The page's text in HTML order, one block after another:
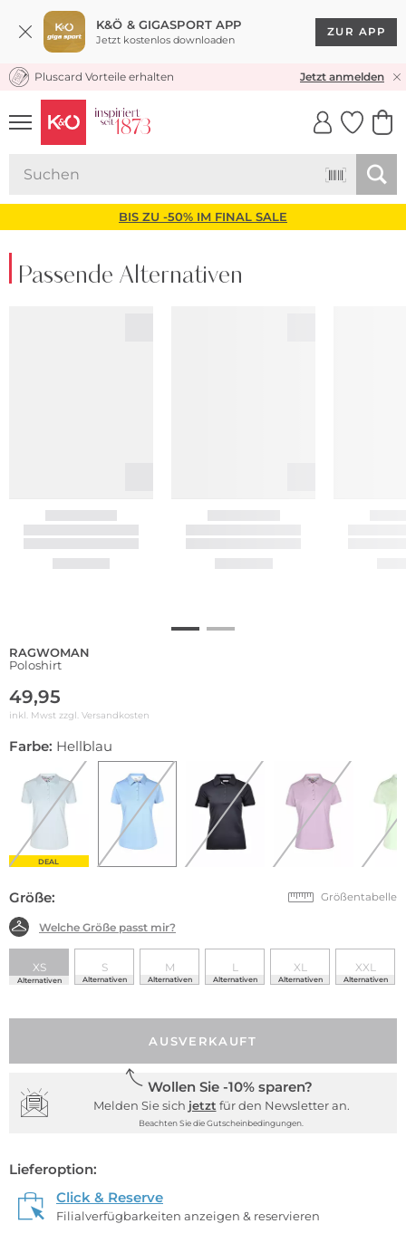
K&Ö & GIGASPORT APP
Jetzt kostenlos downloaden
ZUR APP
KOSTENLOSER VERSAND* & RÜCKVERSAND
Pluscard Vorteile erhalten Jetzt anmelden
UNSERE APP
CLICK &
BIS ZU -50% IM FINAL SALE
Passende Alternativen
RAGWOMAN
Poloshirt
49,95
inkl. Mwst zzgl. Versandkosten
Farbe: Hellblau
DEAL
Größe: Größentabelle
Welche Größe passt mir?
XS
Alternativen
S
Alternativen
M
Alternativen
L
Alternativen
XL
Alternativen
XXL
Alternativen
AUSVERKAUFT
Wollen Sie -10% sparen?
Melden Sie sich jetzt für den Newsletter an.
Beachten Sie die Gutscheinbedingungen.
Lieferoption:
Click & Reserve
Filialverfügbarkeiten anzeigen & reservieren